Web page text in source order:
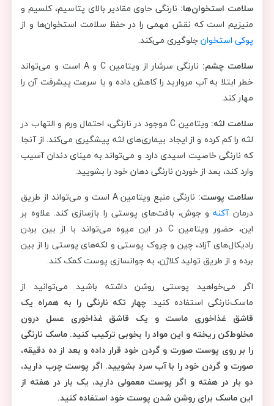
سلامت استخوان‌ها: نارنگی حاوی مقادیر بالای پتاسیم، کلسیم و
منیزیم است که نقش مهمی را در حفظ سلامت استخوان‌ها و از
پوکی استخوانجلوگیری می‌کند.
سلامت چشم:
نارنگی سرشار از ویتامین C و A است و می‌تواند
خطر ابتلا به آب مروارید را کاهش داده و یا سرعت پیشرفت آن را
مهار کند.
سلامت لثه:
ویتامین C موجود در نارنگی، احتمال ورم و التهاب در
لثه را کم کرده و از ایجاد بیماری‌های لثه پیشگیری می‌کند. از آنجا
که نارنگی خاصیت اسیدی دارد و می‌تواند به مینای دندان آسیب
وارد کند، بعد از خوردن نارنگی دهان خود را بشویید.
سلامت پوست:
نارنگی منبع ویتامین A است و می‌تواند از طریق
درمانآکنهو جوش، بافت‌های پوستی را بازسازی کند. علاوه بر
این، حضور ویتامین C در این میوه می‌تواند با از بین بردن
رادیکال‌های آزاد، چین و چروک پوستی و لکه‌های پوستی را از بین
برده و از طریق تولید کلاژن، به جوانسازی پوست کمک کند.
اگر می‌خواهید پوستی روشن داشته باشید می‌توانید از
ماسک‌نارنگی استفاده کنید: چهار تکه نارنگی را به همراه یک
قاشق غذاخوری ماست و یک قاشق غذاخوری عسل درون
مخلوط‌کن ریخته و این مواد را بخوبی ترکیب کنید. ماسک نارنگی
را بر روی پوست صورت و گردن خود قرار داده و بعد از ده دقیقه،
صورت و گردن خود را با آب سرد بشویید. اگر پوست چرب دارید،
دو بار در هفته و اگر پوست معمولی دارید، یک بار در هفته از
این ماسک برای روشن شدن پوست خود استفاده کنید.